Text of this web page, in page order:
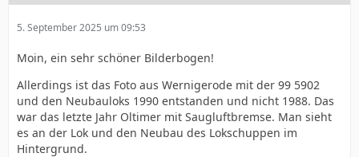
5. September 2025 um 09:53
Moin, ein sehr schöner Bilderbogen!
Allerdings ist das Foto aus Wernigerode mit der 99 5902
und den Neubauloks 1990 entstanden und nicht 1988. Das
war das letzte Jahr Oltimer mit Saugluftbremse. Man sieht
es an der Lok und den Neubau des Lokschuppen im
Hintergrund.